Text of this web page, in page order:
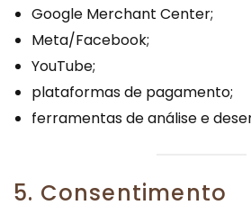
Google Merchant Center;
Meta/Facebook;
YouTube;
plataformas de pagamento;
ferramentas de análise e
5. Consentimento